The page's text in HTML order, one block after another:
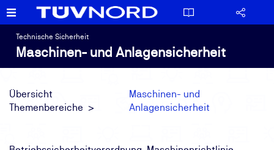
Technische Sicherheit
Maschinen- und Anlagensicherheit
Übersicht
Themenbereiche
Maschinen- und
Anlagensicherheit